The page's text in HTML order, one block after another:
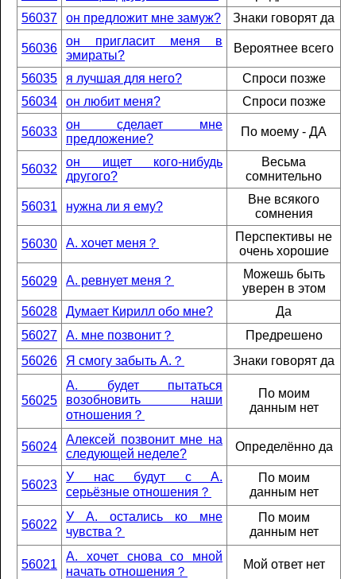
56037
он предложит мне замуж? Знаки говорят да
56036
он пригласит меня в
эмираты?
Вероятнее всего
56035 я лучшая для него?
Спроси позже
56034
он любит меня? Спроси позже
56033
он сделает мне
предложение?
По моему - ДА
56032
он ищет кого-нибудь
другого?
Весьма
сомнительно
56031 нужна ли я ему?
Вне всякого
сомнения
56030 А. хочет меня？
Перспективы не
очень хорошие
56029 А. ревнует меня？
Можешь быть
уверен в этом
56028
Думает Кирилл обо мне?
Да
56027
А. мне позвонит？
Предрешено
56026
Я смогу забыть А.？ Знаки говорят да
56025
А. будет пытаться
возобновить наши
отношения？
По моим
данным нет
56024
Алексей позвонит мне на
следующей неделе?
Определённо да
56023
У нас будут с А.
серьёзные отношения？
По моим
данным нет
56022
У А. остались ко мне
чувства？
По моим
данным нет
56021
А. хочет снова со мной
начать отношения？
Мой ответ нет